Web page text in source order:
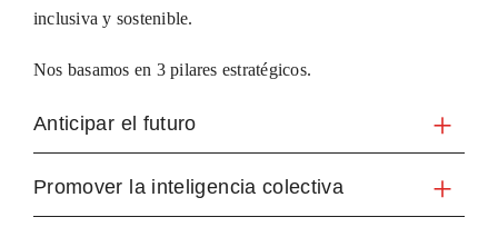
inclusiva y sostenible.
Nos basamos en 3 pilares estratégicos.
Anticipar el futuro
Promover la inteligencia colectiva